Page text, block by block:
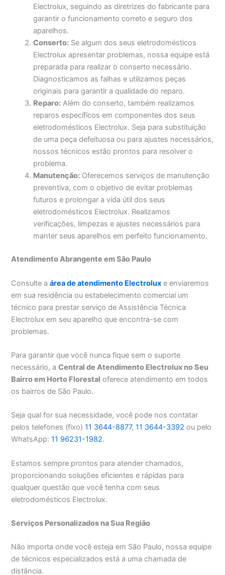
Electrolux, seguindo as diretrizes do fabricante para
garantir o funcionamento correto e seguro dos
aparelhos.
Conserto: Se algum dos seus eletrodomésticos
Electrolux apresentar problemas, nossa equipe está
preparada para realizar o conserto necessário.
Diagnosticamos as falhas e utilizamos peças
originais para garantir a qualidade do reparo.
Reparo: Além do conserto, também realizamos
reparos específicos em componentes dos seus
eletrodomésticos Electrolux. Seja para substituição
de uma peça defeituosa ou para ajustes necessários,
nossos técnicos estão prontos para resolver o
problema.
Manutenção: Oferecemos serviços de manutenção
preventiva, com o objetivo de evitar problemas
futuros e prolongar a vida útil dos seus
eletrodomésticos Electrolux. Realizamos
verificações, limpezas e ajustes necessários para
manter seus aparelhos em perfeito funcionamento.
Atendimento Abrangente em São Paulo
Consulte aárea de atendimento Electrolux e enviaremos
em sua residência ou estabelecimento comercial um
técnico para prestar serviço de Assistência Técnica
Electrolux em seu aparelho que encontra-se com
problemas.
Para garantir que você nunca fique sem o suporte
necessário, aCentral de Atendimento Electrolux no Seu
Bairro em Horto Florestal oferece atendimento em todos
os bairros de São Paulo.
Seja qual for sua necessidade, você pode nos contatar
pelos telefones (fixo)11 3644-8877,11 3644-3392 ou pelo
WhatsApp:11 96231-1982.
Estamos sempre prontos para atender chamados,
proporcionando soluções eficientes e rápidas para
qualquer questão que você tenha com seus
eletrodomésticos Electrolux.
Serviços Personalizados na Sua Região
Não importa onde você esteja em São Paulo, nossa equipe
de técnicos especializados está a uma chamada de
distância.